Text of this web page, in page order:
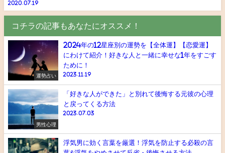
2020.07.19
コチラの記事もあなたにオススメ！
運勢占い
2024年の12星座別の運勢を【全体運】【恋愛運】
にわけて紹介！好きな人と一緒に幸せな1年をすごす
ために！
2023.11.19
男性心理
「好きな人ができた」と別れて後悔する元彼の心理
と戻ってくる方法
2023.07.03
浮気男に効く言葉を厳選！浮気を防止する必殺の言